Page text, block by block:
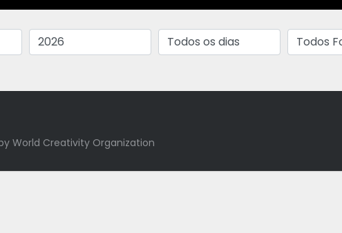
World Creativity Organization